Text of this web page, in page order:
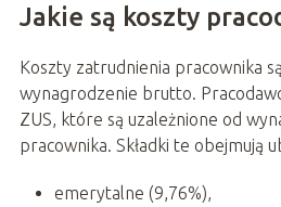
Jakie są koszty
Koszty zatrudnienia pracownika
wynagrodzenie brutto.
ZUS, które są uzależnione od
pracownika. Składki te obejmują
emerytalne (9,76%),